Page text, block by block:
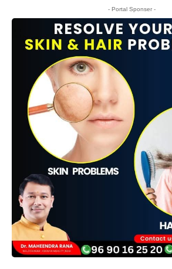
- Portal Sponser -